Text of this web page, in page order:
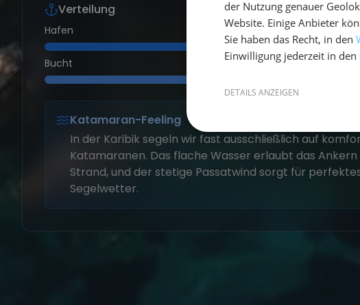
Verteilung
Hafen
Bucht
Katamaran-Feeling
In der Karibik segeln wir fast ausschließlich auf
Katamaranen. Das flache Wasser erlaubt das
Strand, und der stetige Passatwind sorgt für
Segelwetter.
der Nutzung genauer
Website. Einige Anbieter
Sie haben das Recht, in den
Einwilligung jederzeit in den
DETAILS ANZEIGEN